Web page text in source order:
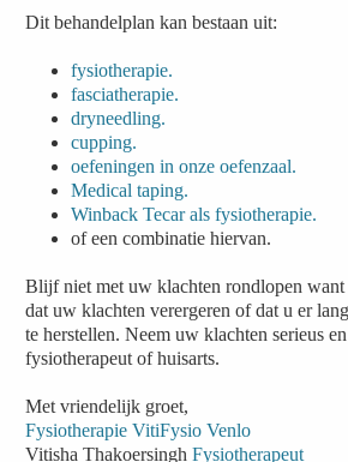
Dit behandelplan kan bestaan uit:
fysiotherapie.
fasciatherapie.
dryneedling.
cupping.
oefeningen in onze oefenzaal.
Medical taping.
Winback Tecar als fysiotherapie.
of een combinatie hiervan.
Blijf niet met uw klachten rondlopen want
dat uw klachten verergeren of dat u er
te herstellen. Neem uw klachten serieus
fysiotherapeut of huisarts.
Met vriendelijk groet,
Fysiotherapie VitiFysio Venlo
Vitisha ThakoersinghFysiotherapeut